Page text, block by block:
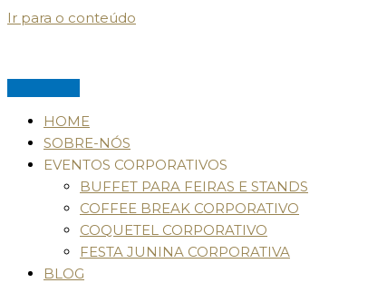
Ir para o conteúdo
HOME
SOBRE-NÓS
EVENTOS CORPORATIVOS
BUFFET PARA FEIRAS E STANDS
COFFEE BREAK CORPORATIVO
COQUETEL CORPORATIVO
FESTA JUNINA CORPORATIVA
BLOG